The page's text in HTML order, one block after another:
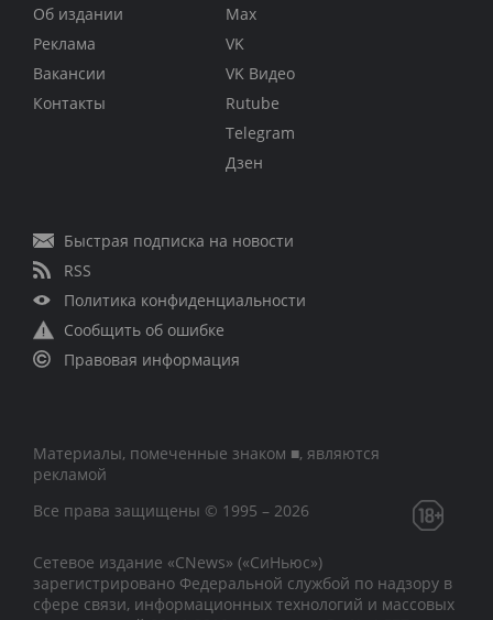
Об издании
Реклама
Вакансии
Контакты
Max
VK
VK Видео
Rutube
Telegram
Дзен
Быстрая подписка на новости
RSS
Политика конфиденциальности
Сообщить об ошибке
Правовая информация
Материалы, помеченные знаком ■, являются
рекламой
Все права защищены © 1995 – 2026
Сетевое издание «CNews» («СиНьюс»)
зарегистрировано Федеральной службой по надзору в
сфере связи, информационных технологий и массовых